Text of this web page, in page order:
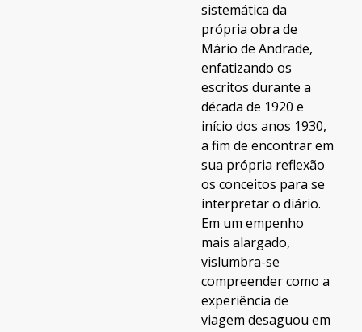
sistemática da
própria obra de
Mário de Andrade,
enfatizando os
escritos durante a
década de 1920 e
início dos anos 1930,
a fim de encontrar em
sua própria reflexão
os conceitos para se
interpretar o diário.
Em um empenho
mais alargado,
vislumbra-se
compreender como a
experiência de
viagem desaguou em